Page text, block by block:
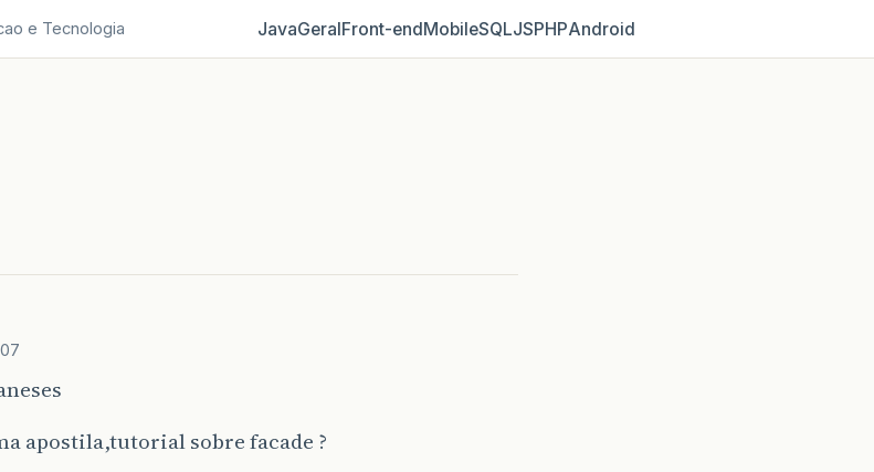
e Tecnologia JavaGeralFront‑endMobileSQLJSPHPAndroid
apostila,tutorial sobre facade ?